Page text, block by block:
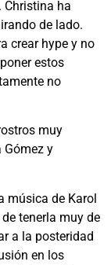
Christina ha
de lado.
crear hype y no
estos
no
muy
Gómez y
música de Karol
tenerla muy de
a la posteridad
en los